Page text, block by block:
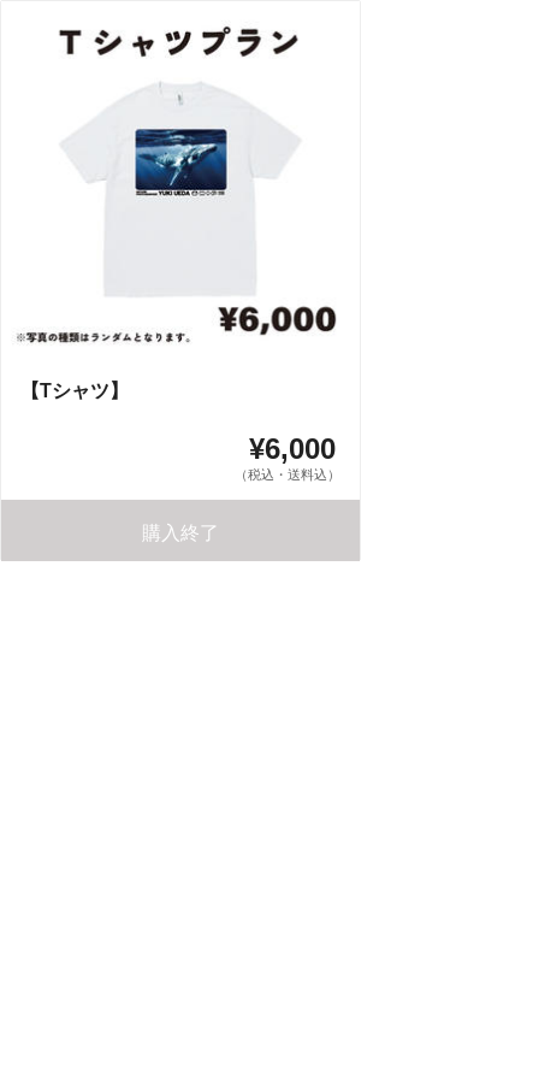
【Tシャツ】
¥6,000
（税込・送料込）
購入終了